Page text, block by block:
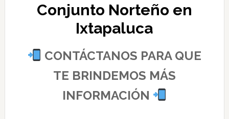
Conjunto Norteño en
Ixtapaluca
CONTÁCTANOS PARA QUE
TE BRINDEMOS MÁS
INFORMACIÓN